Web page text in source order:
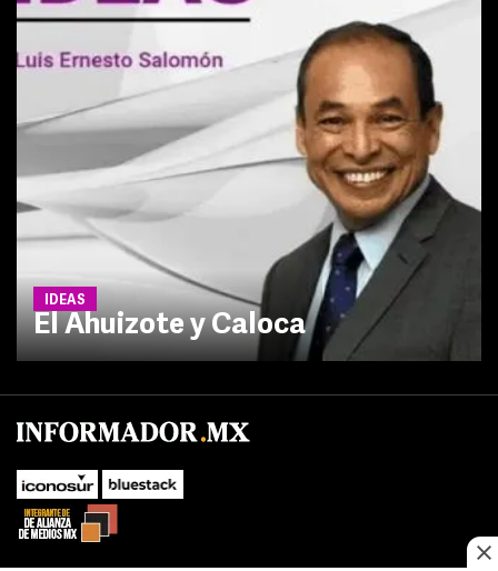
IDEAS
El Ahuizote y Caloca